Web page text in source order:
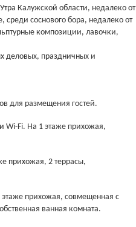
Калужской области, недалеко от
среди соснового бора, недалеко от
композиции, лавочки,
деловых, праздничных и
для размещения гостей.
Wi-Fi. На 1 этаже прихожая,
прихожая, 2 террасы,
прихожая, совмещенная с
ванная комната.